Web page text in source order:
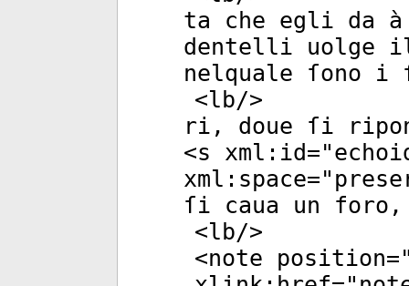
ta che egli da à
dentelli uolge il
nelquale ſono i
<lb/>
ri, doue ſi
<s xml:id="
xml:space="
ſi caua un foro,
<lb/>
<note position